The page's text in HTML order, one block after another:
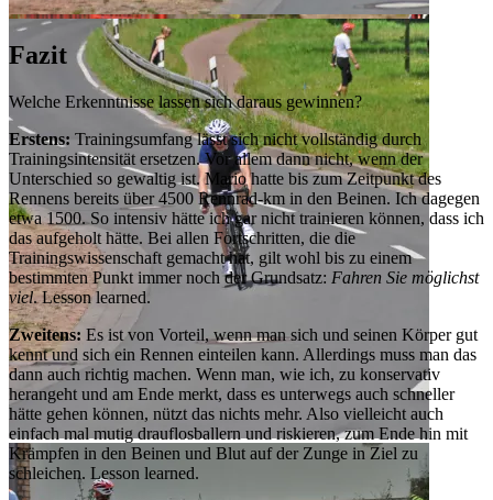
Fazit
Welche Erkenntnisse lassen sich daraus gewinnen?
Erstens: Trainingsumfang lässt sich nicht vollständig durch
Trainingsintensität ersetzen. Vor allem dann nicht, wenn der
Unterschied so gewaltig ist. Mario hatte bis zum Zeitpunkt des
Rennens bereits über 4500 Rennrad-km in den Beinen. Ich dagegen
etwa 1500. So intensiv hätte ich gar nicht trainieren können, dass ich
das aufgeholt hätte. Bei allen Fortschritten, die die
Trainingswissenschaft gemacht hat, gilt wohl bis zu einem
bestimmten Punkt immer noch der Grundsatz: Fahren Sie möglichst
viel. Lesson learned.
Zweitens: Es ist von Vorteil, wenn man sich und seinen Körper gut
kennt und sich ein Rennen einteilen kann. Allerdings muss man das
dann auch richtig machen. Wenn man, wie ich, zu konservativ
herangeht und am Ende merkt, dass es unterwegs auch schneller
hätte gehen können, nützt das nichts mehr. Also vielleicht auch
einfach mal mutig drauflosballern und riskieren, zum Ende hin mit
Krämpfen in den Beinen und Blut auf der Zunge in Ziel zu
schleichen. Lesson learned.